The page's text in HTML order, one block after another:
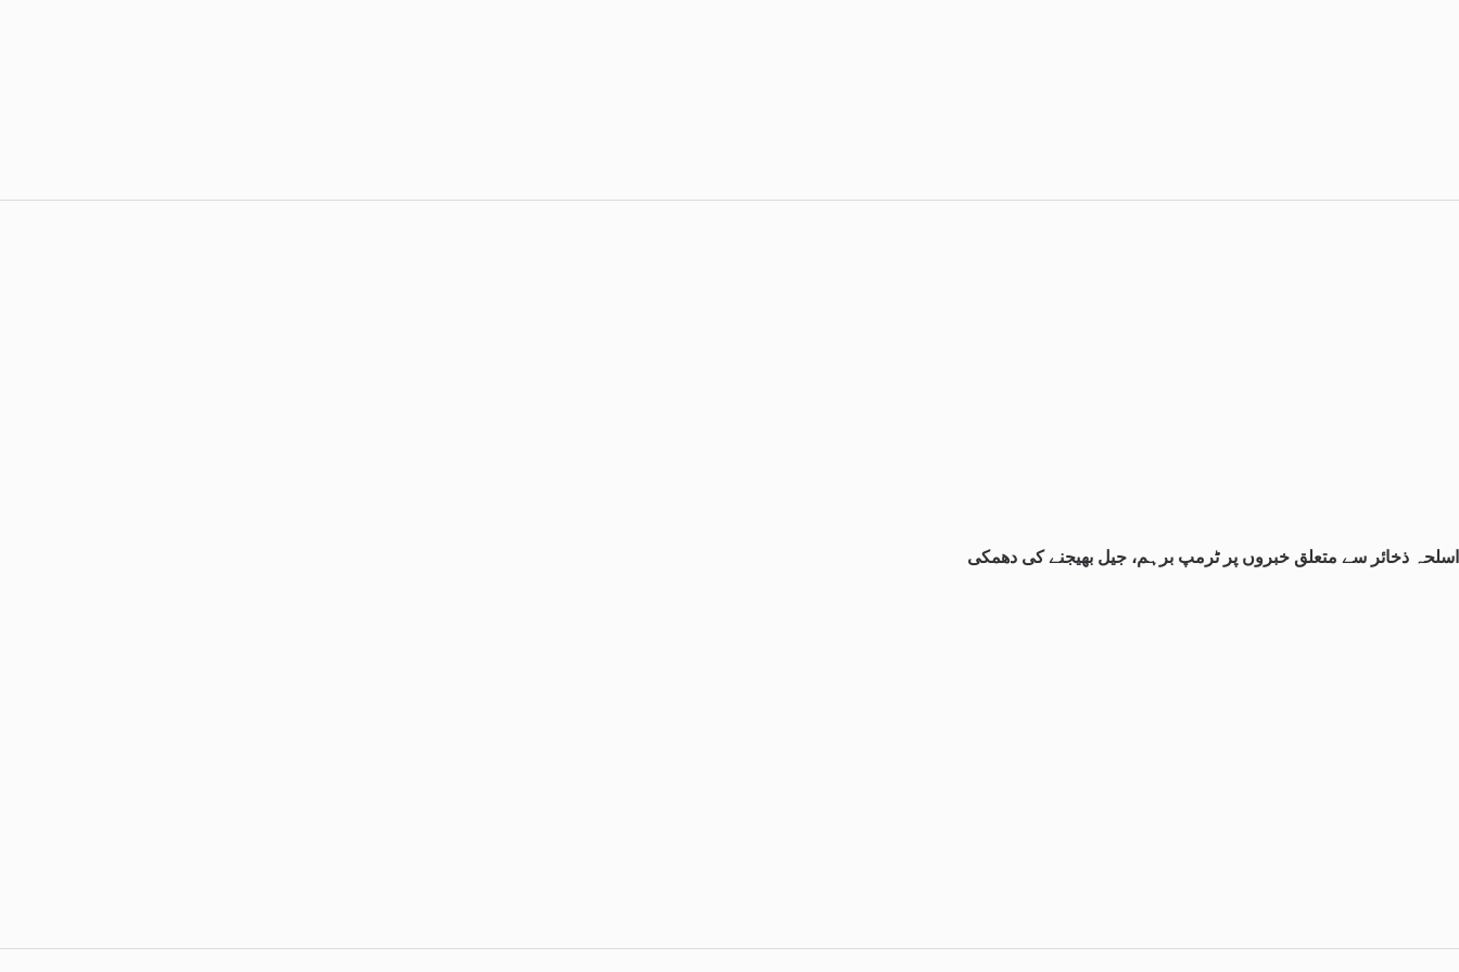
اسلحہ ذخائر سے متعلق خبروں پر ٹرمپ برہم، جیل بھیجنے کی دھمکی